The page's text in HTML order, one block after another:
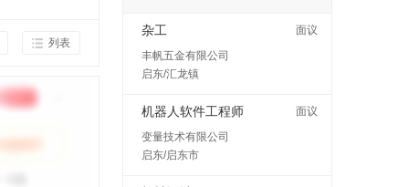
列表
杂工
面议
丰帆五金有限公司
启东/汇龙镇
机器人软件工程师
面议
变量技术有限公司
启东/启东市